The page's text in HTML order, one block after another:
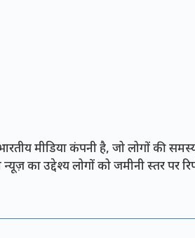
मीडिया कंपनी है, जो लोगों की
का उद्देश्य लोगों को जमीनी स्तर पर